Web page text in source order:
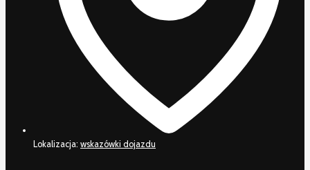
Lokalizacja: wskazówki dojazdu